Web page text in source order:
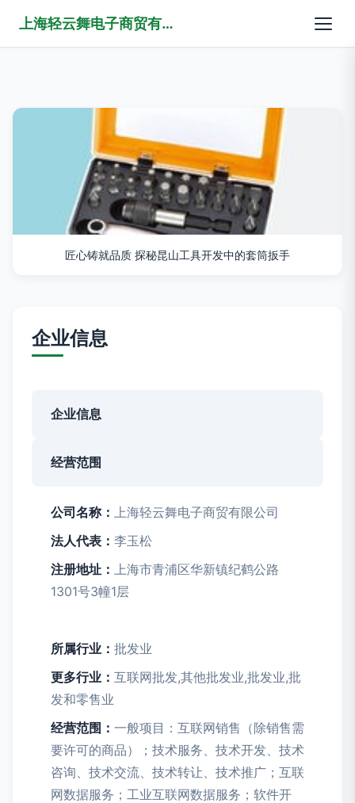
上海轻云舞电子商贸有限公司
匠心铸就品质 探秘昆山工具开发中的套筒扳手
企业信息
企业信息
经营范围
公司名称： 上海轻云舞电子商贸有限公司
法人代表： 李玉松
注册地址： 上海市青浦区华新镇纪鹤公路
1301号3幢1层
所属行业： 批发业
更多行业： 互联网批发,其他批发业,批发业,批
发和零售业
经营范围： 一般项目：互联网销售（除销售需
要许可的商品）；技术服务、技术开发、技术
咨询、技术交流、技术转让、技术推广；互联
网数据服务；工业互联网数据服务；软件开